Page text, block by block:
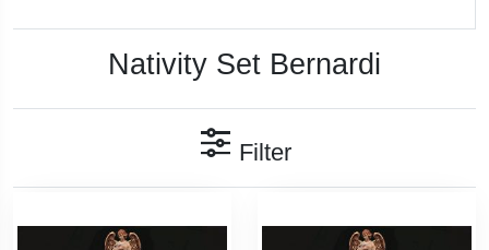
Nativity Set Bernardi
Filter